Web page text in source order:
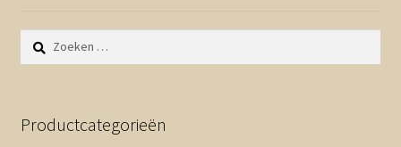
Zoeken
naar:
Productcategorieën